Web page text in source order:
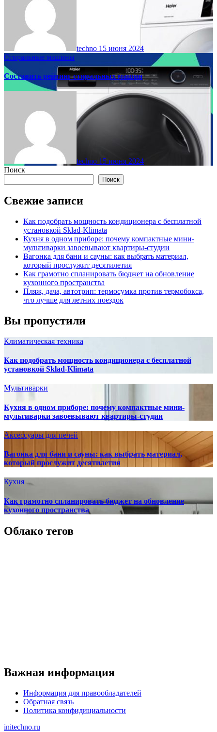
techno 15 июня 2024
Стиральные машины
Составить рейтинг стиральных машин
techno 15 июня 2024
Поиск
Поиск
Свежие записи
Как подобрать мощность кондиционера с бесплатной
установкой Sklad-Klimata
Кухня в одном приборе: почему компактные мини-
мультиварки завоевывают квартиры-студии
Вагонка для бани и сауны: как выбрать материал,
который прослужит десятилетия
Как грамотно спланировать бюджет на обновление
кухонного пространства
Пляж, дача, автотрип: термосумка против термобокса,
что лучше для летних поездок
Вы пропустили
Климатическая техника
Как подобрать мощность кондиционера с бесплатной
установкой Sklad-Klimata
Мультиварки
Кухня в одном приборе: почему компактные мини-
мультиварки завоевывают квартиры-студии
Аксессуары для печей
Вагонка для бани и сауны: как выбрать материал,
который прослужит десятилетия
Кухня
Как грамотно спланировать бюджет на обновление
кухонного пространства
Облако тегов
Важная информация
Информация для правообладателей
Обратная связь
Политика конфидициальности
initechno.ru